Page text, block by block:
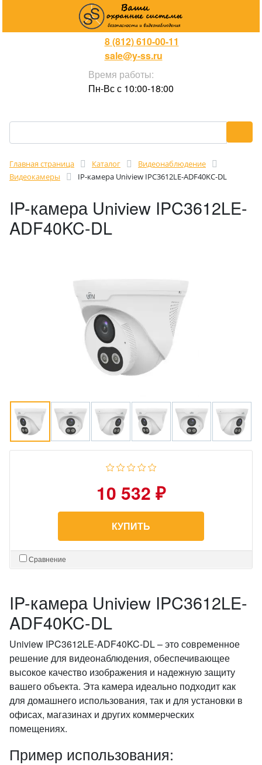
8 (812) 610-00-11
sale@y-ss.ru
Время работы:
Пн-Вс с 10:00-18:00
Главная страница Каталог
Видеонаблюдение
Видеокамеры
IP-камера Uniview IPC3612LE-ADF40KC-DL
IP-камера Uniview IPC3612LE-
ADF40KC-DL
10 532 ₽
КУПИТЬ
Сравнение
IP-камера Uniview IPC3612LE-
ADF40KC-DL
Uniview IPC3612LE-ADF40KC-DL – это современное
решение для видеонаблюдения, обеспечивающее
высокое качество изображения и надежную защиту
вашего объекта. Эта камера идеально подходит как
для домашнего использования, так и для установки в
офисах, магазинах и других коммерческих
помещениях.
Пример использования: